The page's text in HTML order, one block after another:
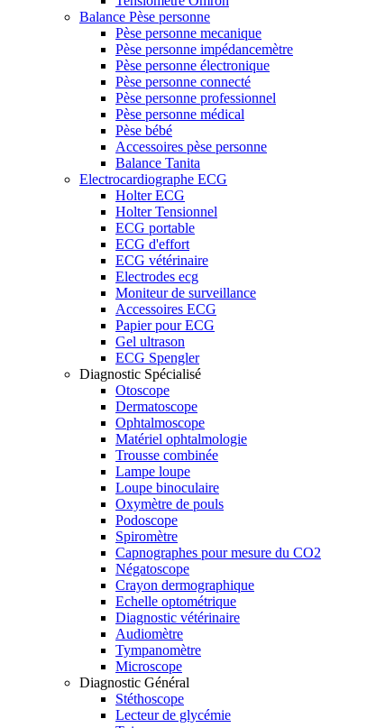
Balance Pèse personne
Pèse personne mecanique
Pèse personne impédancemètre
Pèse personne électronique
Pèse personne connecté
Pèse personne professionnel
Pèse personne médical
Pèse bébé
Accessoires pèse personne
Balance Tanita
Electrocardiographe ECG
Holter ECG
Holter Tensionnel
ECG portable
ECG d'effort
ECG vétérinaire
Electrodes ecg
Moniteur de surveillance
Accessoires ECG
Papier pour ECG
Gel ultrason
ECG Spengler
Diagnostic Spécialisé
Otoscope
Dermatoscope
Ophtalmoscope
Matériel ophtalmologie
Trousse combinée
Lampe loupe
Loupe binoculaire
Oxymètre de pouls
Podoscope
Spiromètre
Capnographes pour mesure du CO2
Négatoscope
Crayon dermographique
Echelle optométrique
Diagnostic vétérinaire
Audiomètre
Tympanomètre
Microscope
Diagnostic Général
Stéthoscope
Lecteur de glycémie